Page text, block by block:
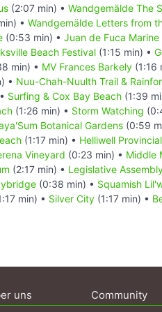
(2:07 min) • Wandgemälde The
• Wandgemälde Letters from
(0:53 min) • Juan de Fuca Marine
Beach Festival (1:15 min) •
min) • MV Frances Barkely (1:16
• Nuu-Chah-Nuulth Trail &
Surfing & Cox Bay Beach (1:39
(1:26 min) • Storm Watching
Botanical Gardens (0:59
(1:17 min) • Helliwell
Vineyard (0:23 min) • Middle
(2:17 min) • Legislative
(0:38 min) • Squamish
min) • Silver City (1:17 min) •
uns Community